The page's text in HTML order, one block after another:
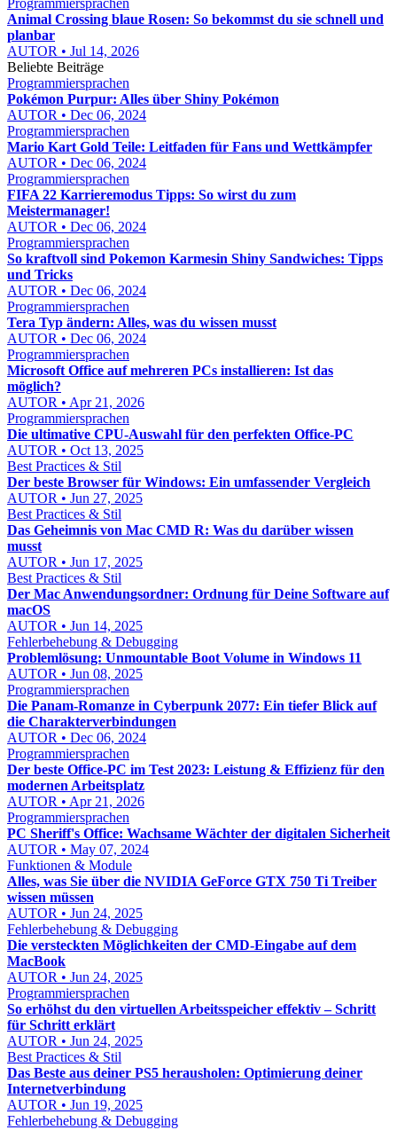
Programmiersprachen
Animal Crossing blaue Rosen: So bekommst du sie schnell und
planbar
AUTOR • Jul 14, 2026
Beliebte Beiträge
Programmiersprachen
Pokémon Purpur: Alles über Shiny Pokémon
AUTOR • Dec 06, 2024
Programmiersprachen
Mario Kart Gold Teile: Leitfaden für Fans und Wettkämpfer
AUTOR • Dec 06, 2024
Programmiersprachen
FIFA 22 Karrieremodus Tipps: So wirst du zum
Meistermanager!
AUTOR • Dec 06, 2024
Programmiersprachen
So kraftvoll sind Pokemon Karmesin Shiny Sandwiches: Tipps
und Tricks
AUTOR • Dec 06, 2024
Programmiersprachen
Tera Typ ändern: Alles, was du wissen musst
AUTOR • Dec 06, 2024
Programmiersprachen
Microsoft Office auf mehreren PCs installieren: Ist das
möglich?
AUTOR • Apr 21, 2026
Programmiersprachen
Die ultimative CPU-Auswahl für den perfekten Office-PC
AUTOR • Oct 13, 2025
Best Practices & Stil
Der beste Browser für Windows: Ein umfassender Vergleich
AUTOR • Jun 27, 2025
Best Practices & Stil
Das Geheimnis von Mac CMD R: Was du darüber wissen
musst
AUTOR • Jun 17, 2025
Best Practices & Stil
Der Mac Anwendungsordner: Ordnung für Deine Software auf
macOS
AUTOR • Jun 14, 2025
Fehlerbehebung & Debugging
Problemlösung: Unmountable Boot Volume in Windows 11
AUTOR • Jun 08, 2025
Programmiersprachen
Die Panam-Romanze in Cyberpunk 2077: Ein tiefer Blick auf
die Charakterverbindungen
AUTOR • Dec 06, 2024
Programmiersprachen
Der beste Office-PC im Test 2023: Leistung & Effizienz für den
modernen Arbeitsplatz
AUTOR • Apr 21, 2026
Programmiersprachen
PC Sheriff's Office: Wachsame Wächter der digitalen Sicherheit
AUTOR • May 07, 2024
Funktionen & Module
Alles, was Sie über die NVIDIA GeForce GTX 750 Ti Treiber
wissen müssen
AUTOR • Jun 24, 2025
Fehlerbehebung & Debugging
Die versteckten Möglichkeiten der CMD-Eingabe auf dem
MacBook
AUTOR • Jun 24, 2025
Programmiersprachen
So erhöhst du den virtuellen Arbeitsspeicher effektiv – Schritt
für Schritt erklärt
AUTOR • Jun 24, 2025
Best Practices & Stil
Das Beste aus deiner PS5 herausholen: Optimierung deiner
Internetverbindung
AUTOR • Jun 19, 2025
Fehlerbehebung & Debugging